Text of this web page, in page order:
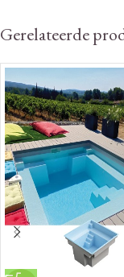
Gerelateerde